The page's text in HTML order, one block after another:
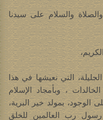
والسلام على سيدنا
التي نعيشها في هذا
، وبأمجاد الإسلام
الوجود، بمولد خير البرية،
رسول رب العالمين للخلق